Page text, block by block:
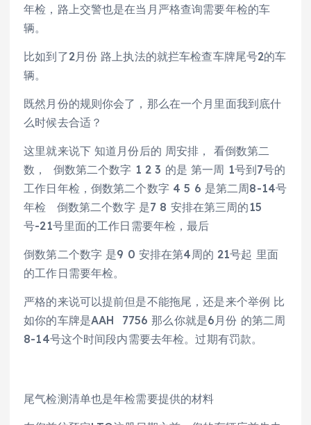
年检，路上交警也是在当月严格查询需要年检的车
辆。
比如到了2月份 路上执法的就拦车检查车牌尾号2的车
辆。
既然月份的规则你会了，那么在一个月里面我到底什
么时候去合适？
这里就来说下 知道月份后的 周安排， 看倒数第二
数， 倒数第二个数字 1 2 3 的是 第一周 1号到7号的
工作日年检，倒数第二个数字 4 5 6 是第二周8-14号
年检 倒数第二个数字 是7 8 安排在第三周的15
号-21号里面的工作日需要年检，最后
倒数第二个数字 是9 0 安排在第4周的 21号起 里面
的工作日需要年检。
严格的来说可以提前但是不能拖尾，还是来个举例 比
如你的车牌是AAH 7756 那么你就是6月份 的第二周
8-14号这个时间段内需要去年检。过期有罚款。
尾气检测清单也是年检需要提供的材料